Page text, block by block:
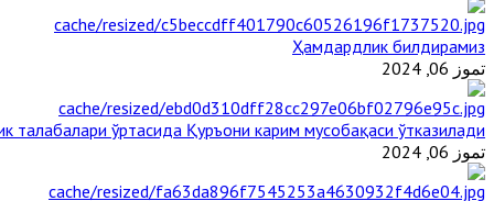
Ҳамдардлик билдирамиз
تموز 06, 2024
талабалари ўртасида Қуръони карим мусобақаси ўтказилади
تموز 06, 2024